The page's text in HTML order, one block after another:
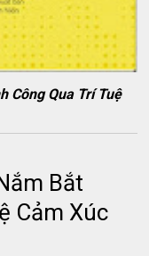
Công Qua Trí Tuệ
Bắt
Cảm Xúc